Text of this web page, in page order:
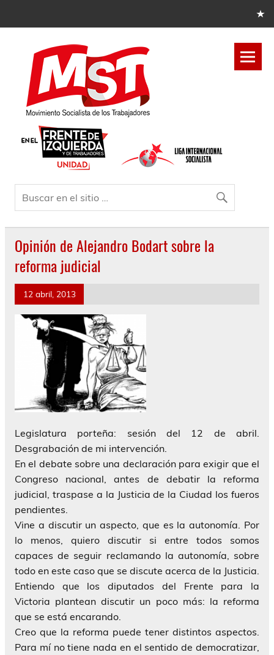
Opinión de Alejandro Bodart sobre la
reforma judicial
12 abril, 2013
Legislatura porteña: sesión del 12 de abril.
Desgrabación de mi intervención.
En el debate sobre una declaración para exigir que el
Congreso nacional, antes de debatir la reforma
judicial, traspase a la Justicia de la Ciudad los fueros
pendientes.
Vine a discutir un aspecto, que es la autonomía. Por
lo menos, quiero discutir si entre todos somos
capaces de seguir reclamando la autonomía, sobre
todo en este caso que se discute acerca de la Justicia.
Entiendo que los diputados del Frente para la
Victoria plantean discutir un poco más: la reforma
que se está encarando.
Creo que la reforma puede tener distintos aspectos.
Para mí no tiene nada en el sentido de democratizar,